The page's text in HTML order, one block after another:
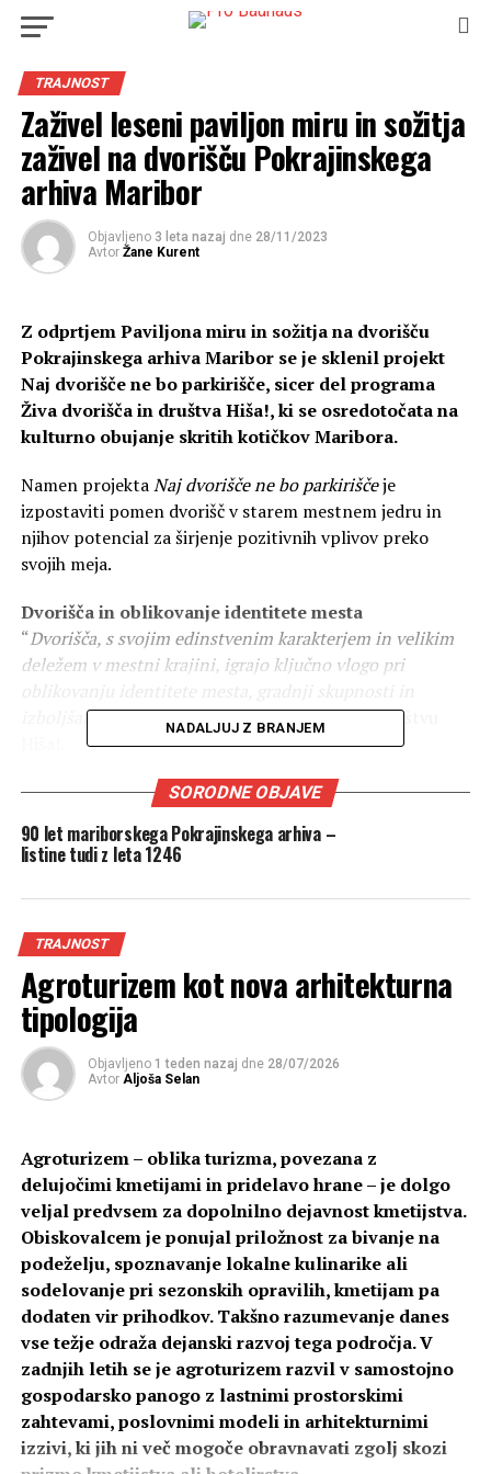
TRAJNOST
Zaživel leseni paviljon miru in sožitja
zaživel na dvorišču Pokrajinskega
arhiva Maribor
Objavljeno 3 leta nazaj dne 28/11/2023
Avtor Žane Kurent
Z odprtjem Paviljona miru in sožitja na dvorišču
Pokrajinskega arhiva Maribor se je sklenil projekt
Naj dvorišče ne bo parkirišče, sicer del programa
Živa dvorišča in društva Hiša!, ki se osredotočata na
kulturno obujanje skritih kotičkov Maribora.
Namen projektaNaj dvorišče ne bo parkiriščeje
izpostaviti pomen dvorišč v starem mestnem jedru in
njihov potencial za širjenje pozitivnih vplivov preko
svojih meja.
Dvorišča in oblikovanje identitete mesta
“Dvorišča, s svojim edinstvenim karakterjem in velikim
deležem v mestni krajini, igrajo ključno vlogo pri
izboljšanju kakovosti bivanja,” so poudarili v društvu
“Ozelenitev dvorišč prispeva k zmanjšanju učinka
raznovrstnosti v mestnem okolju, zmanjševanju hrupa
zraka, ki ga dihamo v mestih,” so še dodali.
Lokacija izbrana z javnim pozivom
Društvo je v poletnih mesecih objavilo javni poziv, s
katerim je iskalo mariborsko dvorišče, na katerem bodo
vzpostavili leseni paviljon. Strokovna komisija je po
pregledu predlogov največ točk dodelila dvorišču
Pokrajinskega arhiva Maribor. Odločitev za to dvorišče je
bila sprejeta predvsem zaradi njegove javne dostopnosti,
kar povečuje njegov motivacijski potencial in vpliv na
lokalno skupnost.
NADALJUJ Z BRANJEM
SORODNE OBJAVE
90 let mariborskega Pokrajinskega arhiva –
listine tudi z leta 1246
TRAJNOST
Agroturizem kot nova arhitekturna
tipologija
Objavljeno 1 teden nazaj dne 28/07/2026
Avtor Aljoša Selan
Agroturizem – oblika turizma, povezana z
delujočimi kmetijami in pridelavo hrane – je dolgo
veljal predvsem za dopolnilno dejavnost kmetijstva.
Obiskovalcem je ponujal priložnost za bivanje na
podeželju, spoznavanje lokalne kulinarike ali
sodelovanje pri sezonskih opravilih, kmetijam pa
dodaten vir prihodkov. Takšno razumevanje danes
vse težje odraža dejanski razvoj tega področja. V
zadnjih letih se je agroturizem razvil v samostojno
gospodarsko panogo z lastnimi prostorskimi
zahtevami, poslovnimi modeli in arhitekturnimi
izzivi, ki jih ni več mogoče obravnavati zgolj skozi